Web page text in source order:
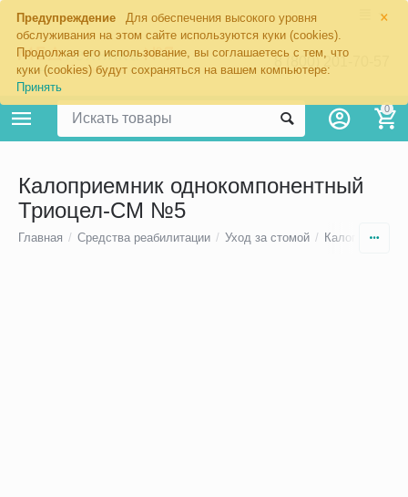
×
Предупреждение
Для обеспечения высокого уровня
обслуживания на этом сайте используются куки (cookies).
Продолжая его использование, вы соглашаетесь с тем, что
куки (cookies) будут сохраняться на вашем компьютере:
Принять
8 (800) 201-70-57
0
Калоприемник однокомпонентный
Триоцел-СМ №5
Главная / Средства реабилитации / Уход за стомой /